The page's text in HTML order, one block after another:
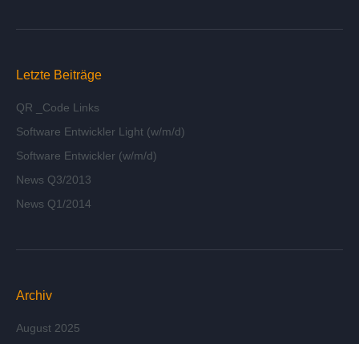
Letzte Beiträge
QR _Code Links
Software Entwickler Light (w/m/d)
Software Entwickler (w/m/d)
News Q3/2013
News Q1/2014
Archiv
August 2025